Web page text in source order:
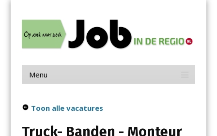
contentJob in de Regio
Menu
Toon alle vacatures
Truck- Banden - Monteur